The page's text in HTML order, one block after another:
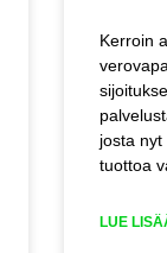
Kerroin
josta
tuottoa
LUE